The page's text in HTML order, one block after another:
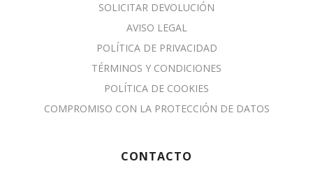
SOLICITAR DEVOLUCIÓN
AVISO LEGAL
POLÍTICA DE PRIVACIDAD
TÉRMINOS Y CONDICIONES
POLÍTICA DE COOKIES
COMPROMISO CON LA PROTECCIÓN DE DATOS
CONTACTO